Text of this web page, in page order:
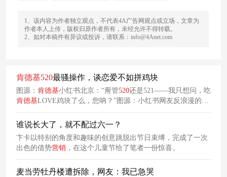
1、该内容为作者独立观点，不代表4A广告网观点或立场，文章为
作者本人上传，版权归原作者所有，未经允许不得转载。
2、如对本稿件有异议或投诉，请联系：info@4Anet.com
肯德基520最骚操作，谈恋爱不如拼鸡块
图源： 肯德基小红书北京：“甭管520还是521——我只想问，吃
肯德基LOVE鸡块了么，您呐？”图源：小红书网友反浪漫的人
设，叠上不可跳过的媒介剧场叙事，使得肯德基520的广告屏
成为了网友线下打卡玩梗的香饽饽。所以再回头看，
到底高明在哪？
言
和可以自己拼的love鸡块告诉你：我可以帮你，传递你 520的
感受。
谁说长大了，就不配过六一？
卞卡以特别的角度和趣味的创意跳脱出节日束缚，完成了一次
出色的借势营销 ，在这个儿童节给了笔者一份惊喜。
麦当劳牡丹楼遭拆除，网友：我已急哭